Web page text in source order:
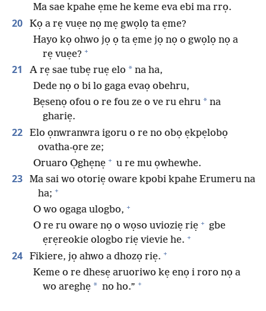
Ma sae kpahe ẹme he keme eva ebi ma rrọ.
20
Kọ a rẹ vuẹe nọ mẹ gwọlọ ta ẹme?
Hayo kọ ohwo jọ ọ ta ẹme jọ nọ o gwọlọ nọ a
rẹ vuẹe? +
21 A rẹ sae tubẹ ruẹ elo * na ha,
Dede nọ o bi lo gaga evaọ obehru,
Bẹsenọ ofou o re fou ze o ve ru ehru * na
ghariẹ.
22
Elo ọnwranwra igoru o re no obọ ẹkpẹlobọ
ovatha-ọre ze;
Oruaro Ọghẹnẹ + u re mu ọwhewhe.
23
Ma sai wo otoriẹ oware kpobi kpahe Erumeru na
ha; +
O wo ogaga ulogbo, +
O re ru oware nọ o wọso uvioziẹ riẹ + gbe
ẹrẹreokie ologbo riẹ vievie he. +
24 Fikiere, jọ ahwo a dhozọ riẹ. +
Keme o re dhesẹ aruoriwo kẹ enọ i roro nọ a
wo areghẹ * no ho.” +